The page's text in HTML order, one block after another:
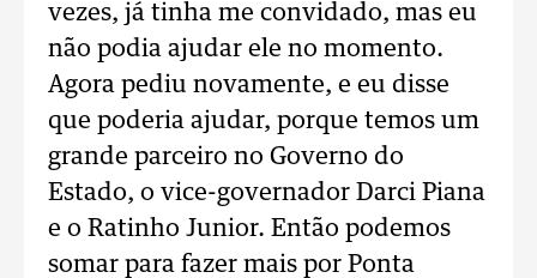
vezes, já tinha me convidado, mas eu
não podia ajudar ele no momento.
Agora pediu novamente, e eu disse
que poderia ajudar, porque temos um
grande parceiro no Governo do
Estado, o vice-governador Darci Piana
e o Ratinho Junior. Então podemos
somar para fazer mais por Ponta